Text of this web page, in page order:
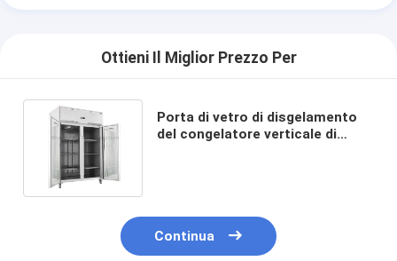
Ottieni Il Miglior Prezzo Per
Porta di vetro di disgelamento
del congelatore verticale di
Continua